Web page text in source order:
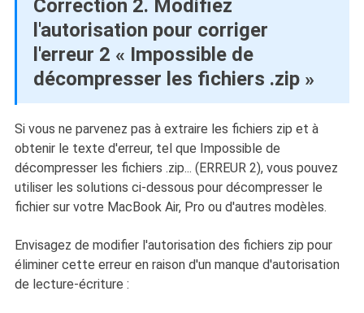
Correction 2. Modifiez
l'autorisation pour corriger
l'erreur 2 « Impossible de
décompresser les fichiers .zip »
Si vous ne parvenez pas à extraire les fichiers zip et à
obtenir le texte d'erreur, tel que Impossible de
décompresser les fichiers .zip... (ERREUR 2), vous pouvez
utiliser les solutions ci-dessous pour décompresser le
fichier sur votre MacBook Air, Pro ou d'autres modèles.
Envisagez de modifier l'autorisation des fichiers zip pour
éliminer cette erreur en raison d'un manque d'autorisation
de lecture-écriture :